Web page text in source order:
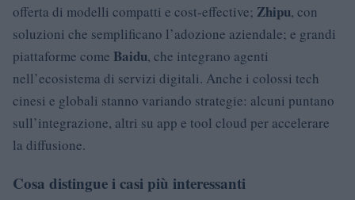
offerta di modelli compatti e cost-effective; Zhipu, con
soluzioni che semplificano l’adozione aziendale; e grandi
piattaforme come Baidu, che integrano agenti
nell’ecosistema di servizi digitali. Anche i colossi tech
cinesi e globali stanno variando strategie: alcuni puntano
sull’integrazione, altri su app e tool cloud per accelerare
la diffusione.
Cosa distingue i casi più interessanti